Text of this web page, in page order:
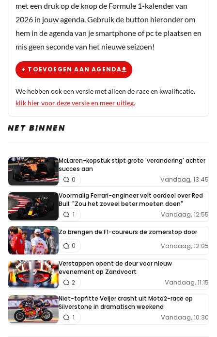
met een druk op de knop de Formule 1-kalender van
2026 in jouw agenda. Gebruik de button hieronder om
hem in de agenda van je smartphone of pc te plaatsen en
mis geen seconde van het nieuwe seizoen!
+ TOEVOEGEN AAN AGENDA
We hebben ook een versie met alleen de race en kwalificatie.
klik hier voor deze versie en meer uitleg.
NET BINNEN
McLaren-kopstuk stipt grote 'verandering' achter
succes aan
Vandaag, 13:45
0
Voormalig Ferrari-engineer velt oordeel over Red
Bull: "Zou het zoveel beter moeten doen"
Vandaag, 12:55
1
Zo brengen de F1-coureurs de zomerstop door
Vandaag, 12:05
0
Verstappen opent de deur voor nieuw
evenement op Zandvoort
Vandaag, 11:15
2
Niet-topfitte Veijer crasht uit Moto2-race op
Silverstone in dramatisch weekend
Vandaag, 10:30
1